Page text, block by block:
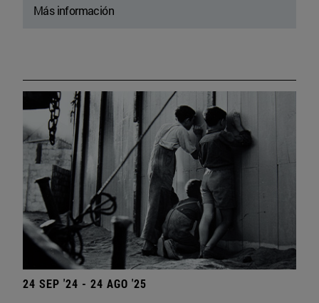
Más información
24 SEP '24 - 24 AGO '25